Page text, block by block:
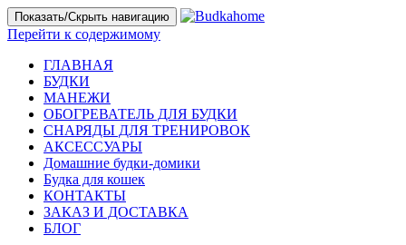
Показать/Скрыть навигацию
Перейти к содержимому
ГЛАВНАЯ
БУДКИ
МАНЕЖИ
ОБОГРЕВАТЕЛЬ ДЛЯ БУДКИ
СНАРЯДЫ ДЛЯ ТРЕНИРОВОК
АКСЕССУАРЫ
Домашние будки-домики
Будка для кошек
КОНТАКТЫ
ЗАКАЗ И ДОСТАВКА
БЛОГ